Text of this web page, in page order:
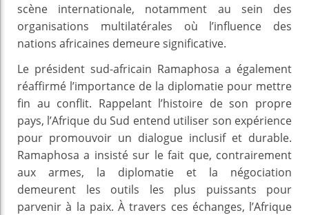
scène internationale, notamment au sein des
organisations multilatérales où l’influence des
nations africaines demeure significative.
Le président sud-africain Ramaphosa a également
réaffirmé l’importance de la diplomatie pour mettre
fin au conflit. Rappelant l’histoire de son propre
pays, l’Afrique du Sud entend utiliser son expérience
pour promouvoir un dialogue inclusif et durable.
Ramaphosa a insisté sur le fait que, contrairement
aux armes, la diplomatie et la négociation
demeurent les outils les plus puissants pour
parvenir à la paix. À travers ces échanges, l’Afrique